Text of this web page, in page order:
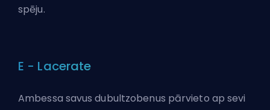
spēju.
E - Lacerate
Ambessa savus dubultzobenus pārvieto ap sevi